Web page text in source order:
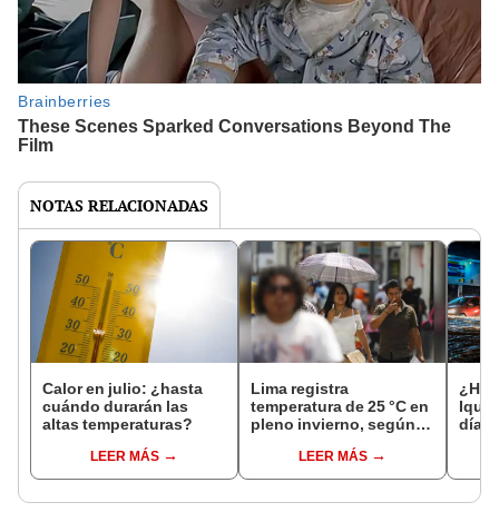
NOTAS RELACIONADAS
Calor en julio: ¿hasta
cuándo durarán las
altas temperaturas?
LEER MÁS
Lima registra
temperatura de 25 °C en
pleno invierno, según
LEER MÁS